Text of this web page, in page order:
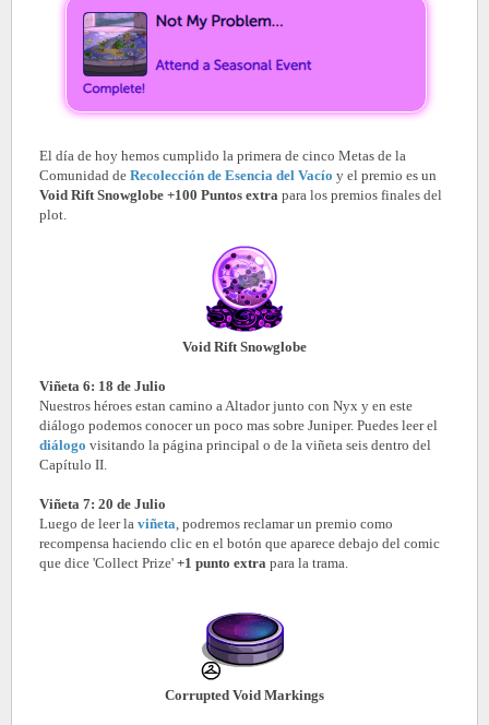
El día de hoy hemos cumplido la primera de cinco Metas de la
Comunidad de Recolección de Esencia del Vacío y el premio es un
Void Rift Snowglobe +100 Puntos extra para los premios finales del
plot.
Void Rift Snowglobe
Viñeta 6: 18 de Julio
Nuestros héroes estan camino a Altador junto con Nyx y en este
diálogo podemos conocer un poco mas sobre Juniper. Puedes leer el
diálogo visitando la página principal o de la viñeta seis dentro del
Capítulo II.
Viñeta 7: 20 de Julio
Luego de leer la viñeta , podremos reclamar un premio como
recompensa haciendo clic en el botón que aparece debajo del comic
que dice 'Collect Prize' +1 punto extra para la trama.
Corrupted Void Markings